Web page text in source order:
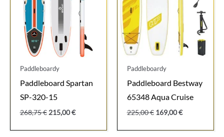
Paddleboardy
Paddleboard Spartan
SP-320-15
268,75€ Pôvodná
bola:
215,00€Aktuálna
je:
Paddleboardy
Paddleboard Bestway
65348 Aqua Cruise
225,00€ Pôvodná
bola:
169,00€Aktuálna
je: